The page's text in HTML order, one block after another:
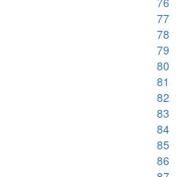
77
78
79
80
81
82
83
84
85
86